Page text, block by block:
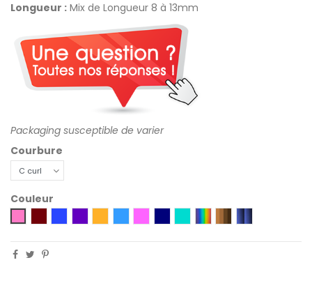
Longueur : Mix de Longueur 8 à 13mm
Packaging susceptible de varier
Courbure
Couleur